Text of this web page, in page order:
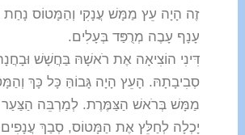
זֶה הָיָה עֵץ מַמָּשׁ עֲנָקִי וְהַמָּטוֹס
עָנָף עָבֶה מְרֻפַּד בְּעָלִים.
דִּינִי הוֹצִיאָה אֶת רֹאשָׁהּ בַּחֲשָׁשׁ
סְבִיבָתָהּ. הָעֵץ הָיָה גָּבוֹהַּ כָּל כָּךְ
מַמָּשׁ בְּרֹאשׁ הַצַּמֶּרֶת. לְמַרְבֵּה הַצַּעַר
יָכְלָה לְחַלֵּץ אֶת הַמָּטוֹס, סְבַךְ עֲנָפִים